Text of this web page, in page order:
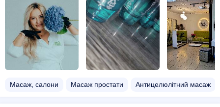
Масаж, салони Масаж простати Антицелюлітний масаж